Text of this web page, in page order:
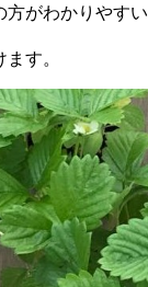
方がわかりやすい
す。